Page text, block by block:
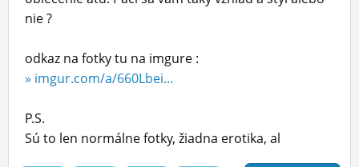
MÔJ PROFIL
ROLETA
nie ?
odkaz na fotky tu na imgure :
» imgur.com/a/660Lbei...
P.S.
Sú to len normálne fotky, žiadna erotika, al